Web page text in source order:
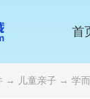
首
→ 儿童亲子 → 学